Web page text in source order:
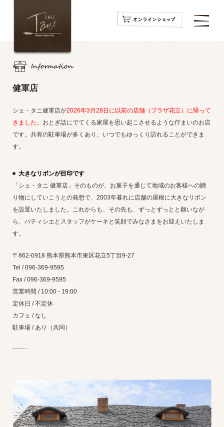
navigation
navigation
navigation
健軍店
シェ・タニ健軍店が2026年3月28日に以前の店舗（プラザ花立）に帰って
きました。 おとぎ話にでてくる家屋を思い起こさせるような佇まいのお店
です。共有の駐車場が多くあり、いつでもゆっくり訪れることができま
す。
大きなリボンが目印です
「シェ・タニ 健軍店」そのものが、お菓子を通じて地域のお客様への贈
り物にしていこうとの発想で、2003年暮れに店舗の屋根に大きなリボン
を設置いたしました。これからも、その先も、ずっとずっとと願いなが
ら、パティシエとスタッフがケーキと笑顔でみなさまをお迎えいたしま
す。
〒862-0918 熊本県熊本市東区花立5丁目9-27
Tel / 096-369-9595
Fax / 096-369-9595
営業時間 / 10:00 - 19:00
定休日 / 不定休
カフェ / なし
駐車場 / あり（共同）